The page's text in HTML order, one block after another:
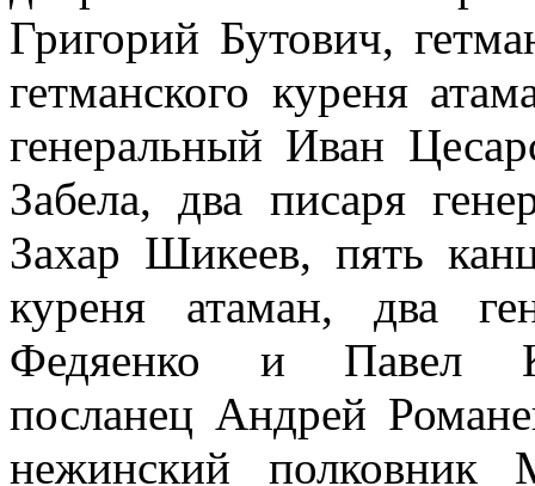
Григорий Бутович,
гетманского куреня
генеральный Иван
Забела, два писаря
Захар Шикеев, пять
куреня атаман, два
Федяенко и Павел
посланец Андрей
нежинский полковник